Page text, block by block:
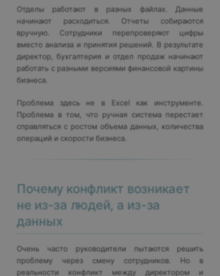
Отделы работают в разных файлах. Данные
начинают расходиться. Отчеты собираются
вручную. Сотрудники перепроверяют цифры
вместо анализа и принятия решений. В результате
директор, бухгалтерия и отдел продаж начинают
работать с разными версиями финансовой картины
бизнеса.
Проблема здесь не в Excel как инструменте.
Проблема в том, что ручная система перестает
справляться с ростом объема данных, количества
операций и скорости бизнеса.
Почему конфликт возникает
не из-за людей, а из-за
данных
Очень часто руководители пытаются решить
проблему через смену сотрудников. Но в
реальности конфликт между директором и